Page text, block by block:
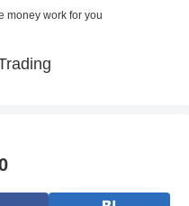
money work for you